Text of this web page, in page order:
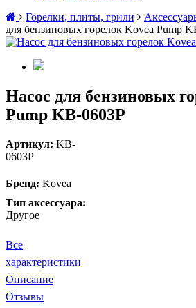
Горелки, плиты, грили
для бензиновых горелок Kovea Pump
Насос для бензиновых
Pump KB-0603P
Артикул: KB-
0603P
Бренд: Kovea
Тип аксессуара:
Другое
Все
характеристики
Описание
Отзывы